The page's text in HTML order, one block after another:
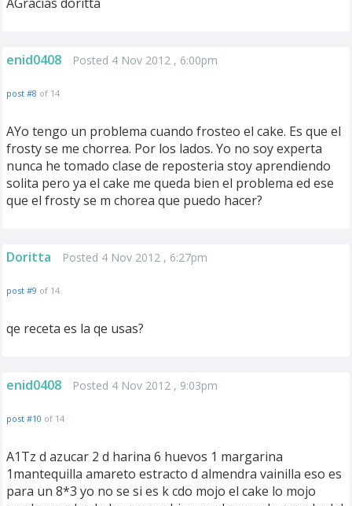
enid0408 Posted 4 Nov 2012 , 6:00pm
post #8 of 14
AYo tengo un problema cuando frosteo el cake. Es que el
frosty se me chorrea. Por los lados. Yo no soy experta
nunca he tomado clase de reposteria stoy aprendiendo
solita pero ya el cake me queda bien el problema ed ese
que el frosty se m chorea que puedo hacer?
Doritta Posted 4 Nov 2012 , 6:27pm
post #9 of 14
qe receta es la qe usas?
enid0408 Posted 4 Nov 2012 , 9:03pm
post #10 of 14
A1Tz d azucar 2 d harina 6 huevos 1 margarina
1mantequilla amareto estracto d almendra vainilla eso es
para un 8*3 yo no se si es k cdo mojo el cake lo mojo